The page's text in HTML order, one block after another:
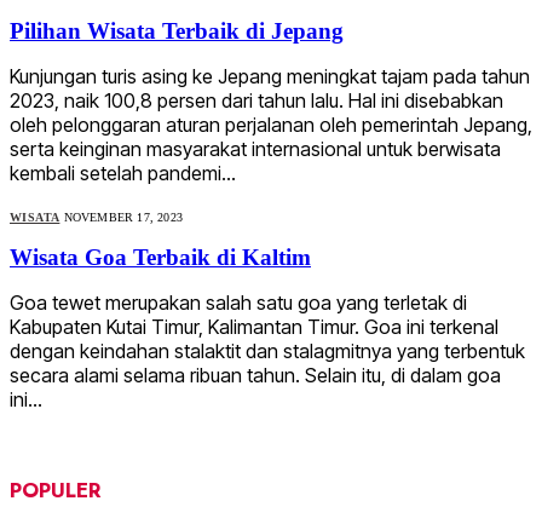
Pilihan Wisata Terbaik di Jepang
Kunjungan turis asing ke Jepang meningkat tajam pada tahun
2023, naik 100,8 persen dari tahun lalu. Hal ini disebabkan
oleh pelonggaran aturan perjalanan oleh pemerintah Jepang,
serta keinginan masyarakat internasional untuk berwisata
kembali setelah pandemi…
WISATA NOVEMBER 17, 2023
Wisata Goa Terbaik di Kaltim
Goa tewet merupakan salah satu goa yang terletak di
Kabupaten Kutai Timur, Kalimantan Timur. Goa ini terkenal
dengan keindahan stalaktit dan stalagmitnya yang terbentuk
secara alami selama ribuan tahun. Selain itu, di dalam goa
ini…
POPULER